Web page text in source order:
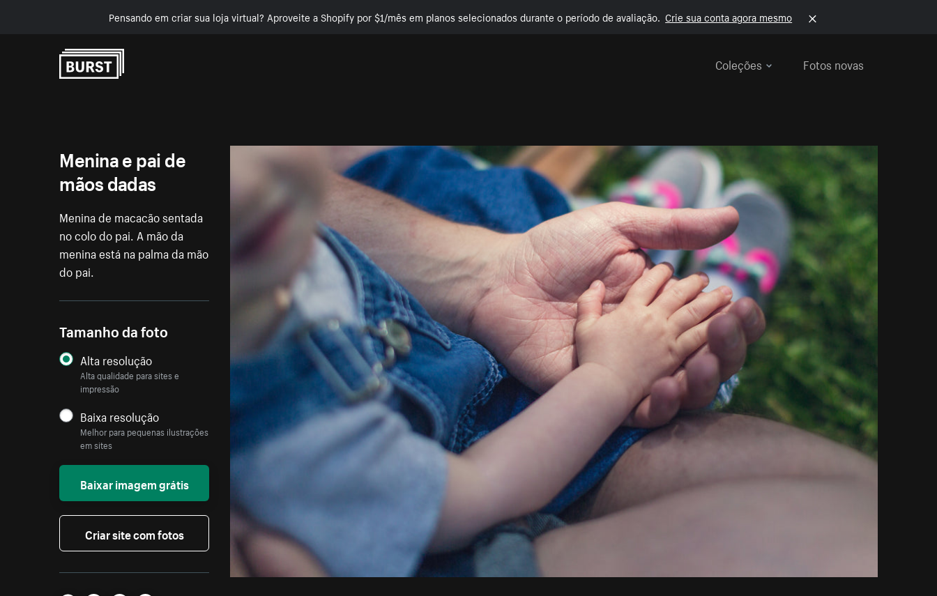
Pensando em criar sua loja virtual? Aproveite a Shopify por $1/mês em planos selecionados durante o período de avaliação. Crie sua conta agora mesmo
Coleções
Fotos novas
Menina e pai de
mãos dadas
Menina de macacão sentada
no colo do pai. A mão da
menina está na palma da mão
do pai.
Tamanho da foto
Alta resolução
Alta qualidade para sites e
impressão
Baixa resolução
Melhor para pequenas ilustrações
em sites
Baixar imagem grátis
Criar site com fotos